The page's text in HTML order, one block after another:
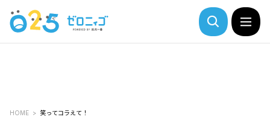
HOME 笑ってコラえて！